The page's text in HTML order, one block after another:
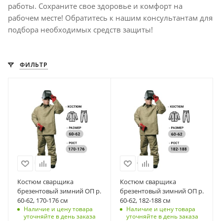
работы. Сохраните свое здоровье и комфорт на
рабочем месте! Обратитесь к нашим консультантам для
подбора необходимых средств защиты!
ФИЛЬТР
Материал
брезент
Страна изготовления
Россия
оливковые
Класс защиты
Вес, кг
2.1
Костюм сварщика
брезентовый зимний ОП р.
60-62, 170-176 см
Наличие и цену товара
уточняйте в день заказа
Материал
брезент
Страна изготовления
Россия
оливковые
Класс защиты
Вес, кг
2.1
Костюм сварщика
брезентовый зимний ОП р.
60-62, 182-188 см
Наличие и цену товара
уточняйте в день заказа